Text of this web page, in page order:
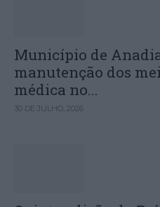
Município de
manutenção dos
médica no...
30 DE JULHO, 2026